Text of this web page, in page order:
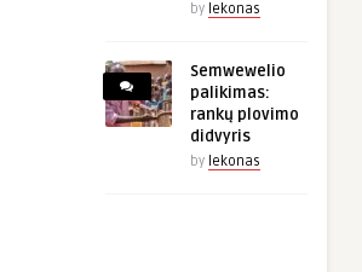
by lekonas
Semwewelio
palikimas:
rankų plovimo
didvyris
by lekonas